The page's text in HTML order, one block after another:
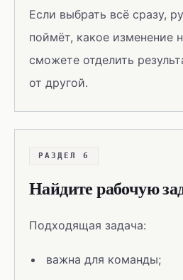
Если выбрать всё сразу,
поймёт, какое изменение
сможете отделить
от другой.
РАЗДЕЛ 6
Найдите рабочую
Подходящая задача:
важна для команды;